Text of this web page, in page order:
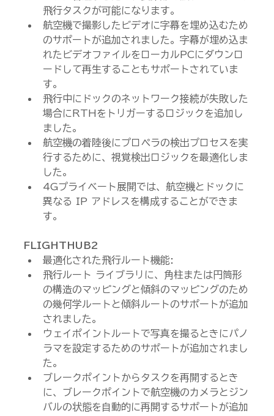
飛行タスクが可能になります。
航空機で撮影したビデオに字幕を埋め込むため
のサポートが追加されました。字幕が埋め込ま
れたビデオファイルをローカルPCにダウンロ
ードして再生することもサポートされていま
す。
飛行中にドックのネットワーク接続が失敗した
場合にRTHをトリガーするロジックを追加し
ました。
航空機の着陸後にプロペラの検出プロセスを実
行するために、視覚検出ロジックを最適化しま
した。
4Gプライベート展開では、航空機とドックに
異なる IP アドレスを構成することができま
す。
FLIGHTHUB2
最適化された飛行ルート機能:
飛行ルート ライブラリに、角柱または円筒形
の構造のマッピングと傾斜のマッピングのため
の幾何学ルートと傾斜ルートのサポートが追加
されました。
ウェイポイントルートで写真を撮るときにパノ
ラマを設定するためのサポートが追加されまし
た。
ブレークポイントからタスクを再開するとき
に、ブレークポイントで航空機のカメラとジン
バルの状態を自動的に再開するサポートが追加